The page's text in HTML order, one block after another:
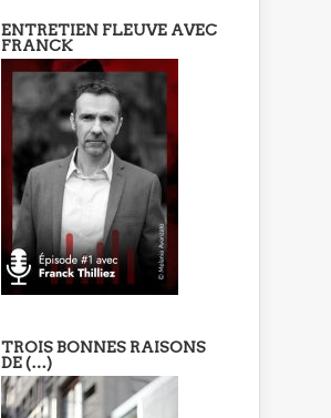
ENTRETIEN FLEUVE AVEC
FRANCK
TROIS BONNES RAISONS
DE (…)